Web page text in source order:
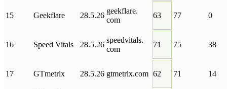
15 Geekflare 28.5.26
geekflare.
com
63 77 0
16 Speed Vitals 28.5.26
speedvitals.
com
71 75 38
17 GTmetrix 28.5.26 gtmetrix.com 62 71 14